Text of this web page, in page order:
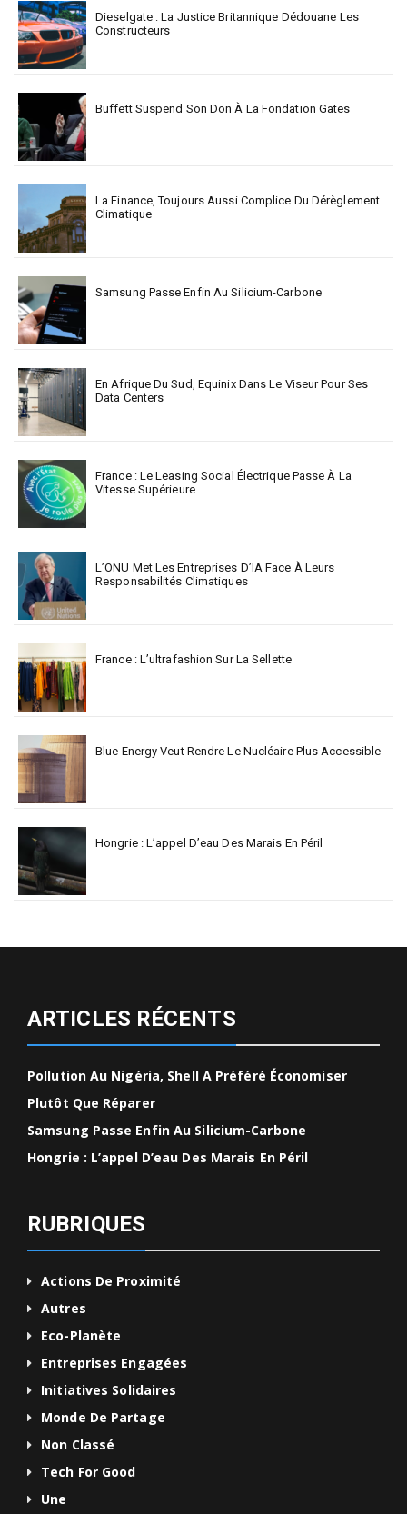
Dieselgate : La Justice Britannique Dédouane Les
Constructeurs
Buffett Suspend Son Don À La Fondation Gates
La Finance, Toujours Aussi Complice Du Dérèglement
Climatique
Samsung Passe Enfin Au Silicium-Carbone
En Afrique Du Sud, Equinix Dans Le Viseur Pour Ses
Data Centers
France : Le Leasing Social Électrique Passe À La
Vitesse Supérieure
L’ONU Met Les Entreprises D’IA Face À Leurs
Responsabilités Climatiques
France : L’ultrafashion Sur La Sellette
Blue Energy Veut Rendre Le Nucléaire Plus Accessible
Hongrie : L’appel D’eau Des Marais En Péril
ARTICLES RÉCENTS
Pollution Au Nigéria, Shell A Préféré Économiser
Plutôt Que Réparer
Samsung Passe Enfin Au Silicium-Carbone
Hongrie : L’appel D’eau Des Marais En Péril
RUBRIQUES
Actions De Proximité
Autres
Eco-Planète
Entreprises Engagées
Initiatives Solidaires
Monde De Partage
Non Classé
Tech For Good
Une